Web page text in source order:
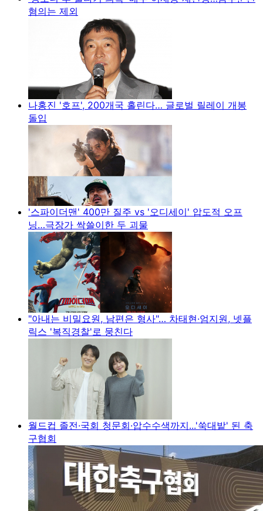
혐의는 제외
나홍진 '호프', 200개국 홀린다… 글로벌 릴레이 개봉
돌입
'스파이더맨' 400만 질주 vs '오디세이' 압도적 오프
닝…극장가 싹쓸이한 두 괴물
"아내는 비밀요원, 남편은 형사"… 차태현·엄지원, 넷플
릭스 '복직경찰'로 뭉친다
월드컵 졸전·국회 청문회·압수수색까지...'쑥대밭' 된 축
구협회